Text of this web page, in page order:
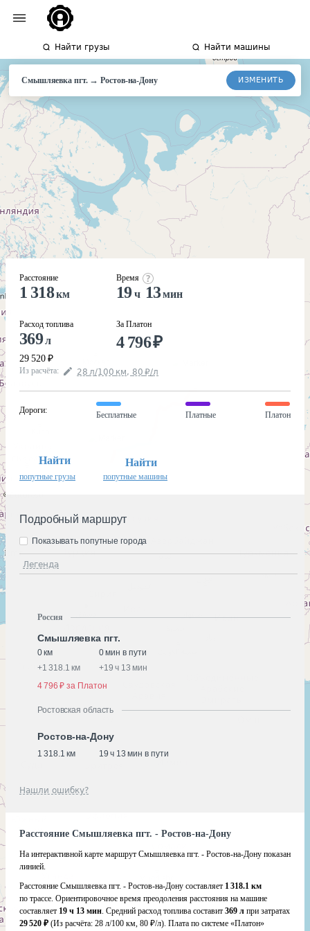
Найти грузы Найти машины
Смышляевка пгт.→Ростов-на-Дону ИЗМЕНИТЬ
Расстояние
1 318км
Расход топлива
369л
29 520 ₽
Время
19ч 13мин
За Платон
4 796₽
Из расчёта: 28 л/100 км, 80 ₽/л
Дороги:
Бесплатные Платные Платон
Найти
попутные грузы
Найти
попутные машины
Подробный маршрут
Легенда
Показывать попутные города
Россия
Смышляевка пгт.
0 км
0 мин в пути
+1 318.1 км +19 ч 13 мин
4 796 ₽ за Платон
Ростовская область
Ростов-на-Дону
1 318.1 км 19 ч 13 мин в пути
Нашли ошибку?
Расстояние Смышляевка пгт. - Ростов-на-Дону
На интерактивной карте маршрут Смышляевка пгт. - Ростов-на-Дону показан
линией.
Расстояние Смышляевка пгт. - Ростов-на-Дону составляет 1 318.1 км
по трассе. Ориентировочное время преодоления расстояния на машине
составляет 19 ч 13 мин. Средний расход топлива составит 369 л при затратах
29 520 ₽ (Из расчёта: 28 л/100 км, 80 ₽/л). Плата по системе «Платон»